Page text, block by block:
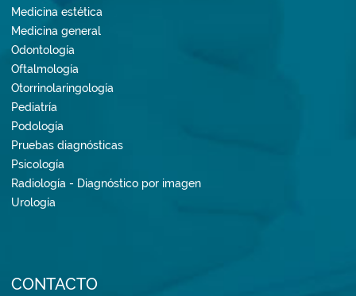
Medicina estética
Medicina general
Odontología
Oftalmología
Otorrinolaringología
Pediatría
Podología
Pruebas diagnósticas
Psicología
Radiología - Diagnóstico por imagen
Urología
CONTACTO